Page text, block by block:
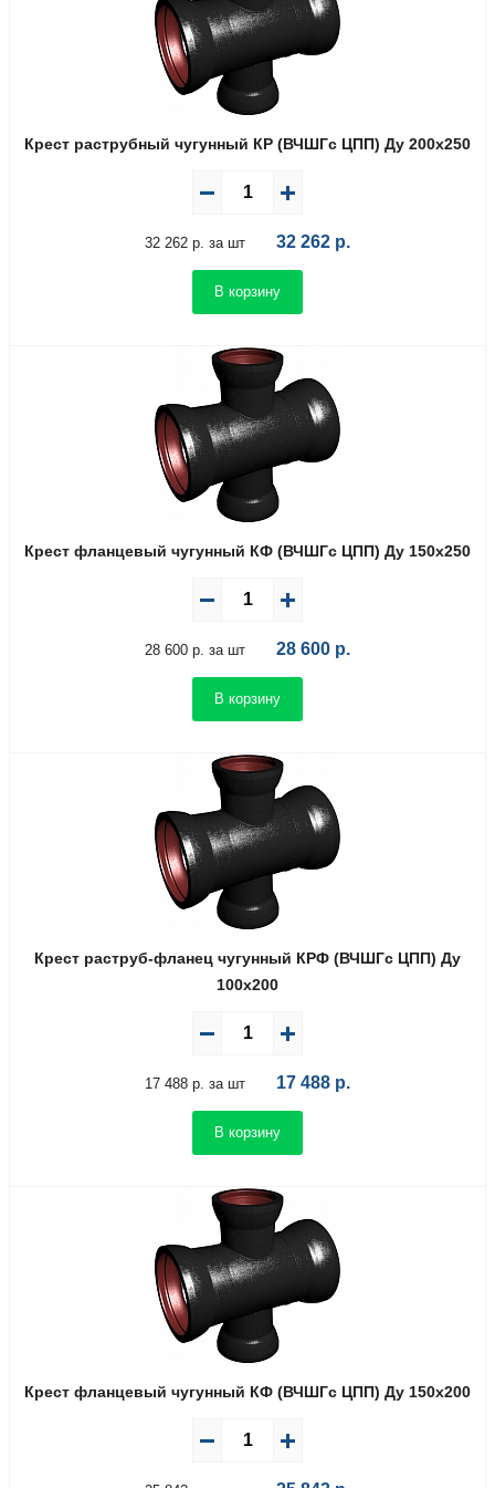
Крест раструбный чугунный КР (ВЧШГс ЦПП) Ду 200х250
32 262 р. за шт 32 262 р.
В корзину
Крест фланцевый чугунный КФ (ВЧШГс ЦПП) Ду 150х250
28 600 р. за шт 28 600 р.
В корзину
Крест раструб-фланец чугунный КРФ (ВЧШГс ЦПП) Ду
100х200
17 488 р. за шт 17 488 р.
В корзину
Крест фланцевый чугунный КФ (ВЧШГс ЦПП) Ду 150х200